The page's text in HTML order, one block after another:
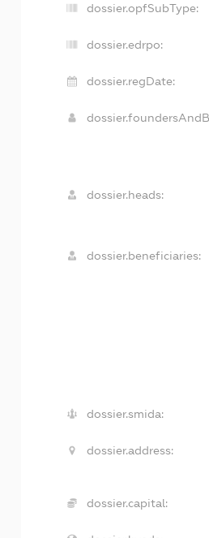
dossier.opfSubType:
dossier.edrpo:
dossier.regDate:
dossier.heads:
dossier.beneficiaries:
dossier.smida:
dossier.address:
dossier.capital: